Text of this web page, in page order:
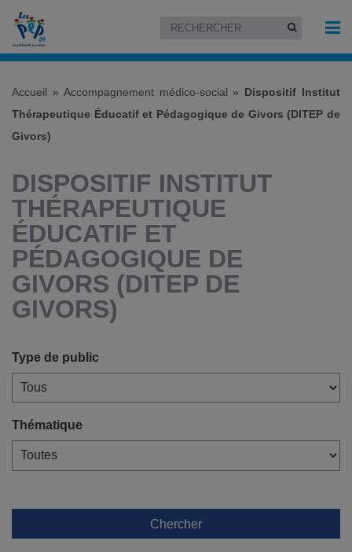
Accueil » Accompagnement médico-social » Dispositif Institut
Thérapeutique Éducatif et Pédagogique de Givors (DITEP de
Givors)
DISPOSITIF INSTITUT
THÉRAPEUTIQUE
ÉDUCATIF ET
PÉDAGOGIQUE DE
GIVORS (DITEP DE
GIVORS)
Type de public
Thématique
Chercher